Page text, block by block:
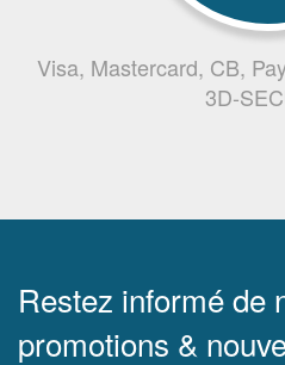
Visa, Mastercard, CB,
3D-
Restez informé de
promotions &